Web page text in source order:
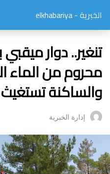
الخبرية - elkhabariya
تنغير.. دوار
محروم من الماء
والساكنة تستغيث
إدارة الخبرية